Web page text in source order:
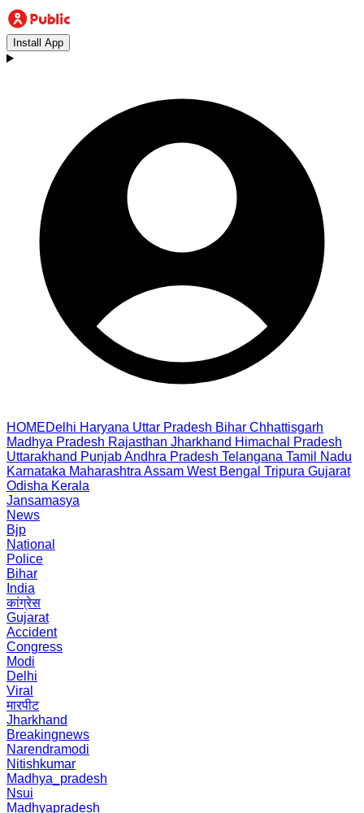
Install App
HOMEDelhi Haryana Uttar Pradesh Bihar Chhattisgarh
Madhya Pradesh Rajasthan Jharkhand Himachal Pradesh
Uttarakhand PunjabAndhra Pradesh Telangana Tamil Nadu
Karnataka Maharashtra Assam West Bengal Tripura Gujarat
Odisha Kerala
Jansamasya
News
Bjp
National
Police
Bihar
India
कांग्रेस
Gujarat
Accident
Congress
Modi
Delhi
Viral
मारपीट
Jharkhand
Breakingnews
Narendramodi
Nitishkumar
Madhya_pradesh
Nsui
Madhyapradesh